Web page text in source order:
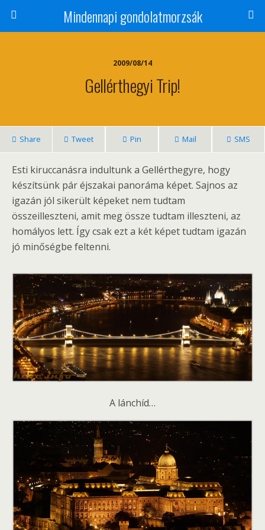
Mindennapi gondolatmorzsák
2009/08/14
Gellérthegyi Trip!
Share Tweet Pin Mail SMS
Esti kiruccanásra indultunk a Gellérthegyre, hogy
készítsünk pár éjszakai panoráma képet. Sajnos az
igazán jól sikerült képeket nem tudtam
összeilleszteni, amit meg össze tudtam illeszteni, az
homályos lett. Így csak ezt a két képet tudtam igazán
jó minőségbe feltenni.
A lánchíd…